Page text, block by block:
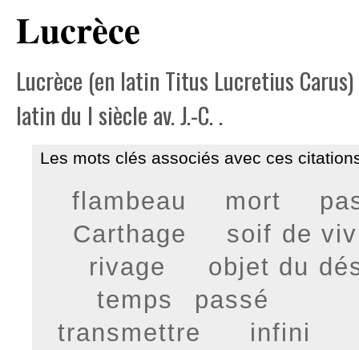
Lucrèce
Lucrèce (en latin Titus Lucretius
latin du I siècle av. J.-C. .
Les mots clés associés avec ces
flambeau mort
Carthage
soif de
rivage
objet du
temps passé
transmettre
infini